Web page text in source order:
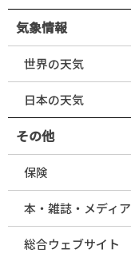
気象情報
世界の天気
日本の天気
その他
保険
本・雑誌・メディア
総合ウェブサイト